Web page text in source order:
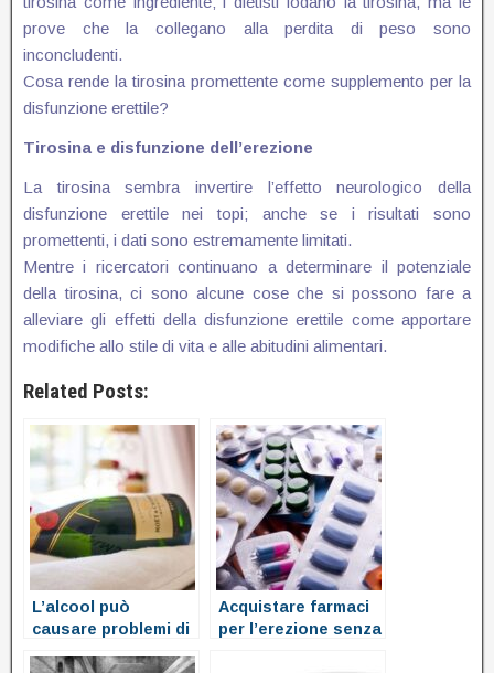
prove che la collegano alla perdita di peso sono
inconcludenti.
Cosa rende la tirosina promettente come supplemento per la
disfunzione erettile?
Tirosina e disfunzione dell’erezione
La tirosina sembra invertire l’effetto neurologico della
disfunzione erettile nei topi; anche se i risultati sono
promettenti, i dati sono estremamente limitati.
Mentre i ricercatori continuano a determinare il potenziale
della tirosina, ci sono alcune cose che si possono fare a
alleviare gli effetti della disfunzione erettile come apportare
modifiche allo stile di vita e alle abitudini alimentari.
Related Posts:
L’alcool può
causare problemi di
Acquistare farmaci
per l’erezione senza